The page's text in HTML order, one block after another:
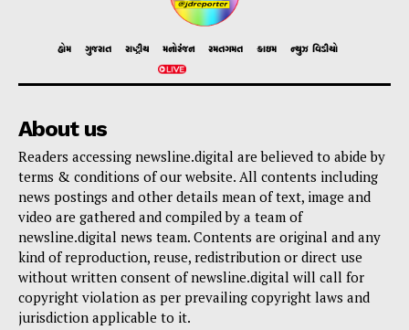
હોમ ગુજરાત રાષ્ટ્રીય મનોરંજન રમતગમત ક્રાઇમ ન્યુઝ વિડીયો
About us
Readers accessing newsline.digital are believed to abide by
terms & conditions of our website. All contents including
news postings and other details mean of text, image and
video are gathered and compiled by a team of
newsline.digital news team. Contents are original and any
kind of reproduction, reuse, redistribution or direct use
without written consent of newsline.digital will call for
copyright violation as per prevailing copyright laws and
jurisdiction applicable to it.